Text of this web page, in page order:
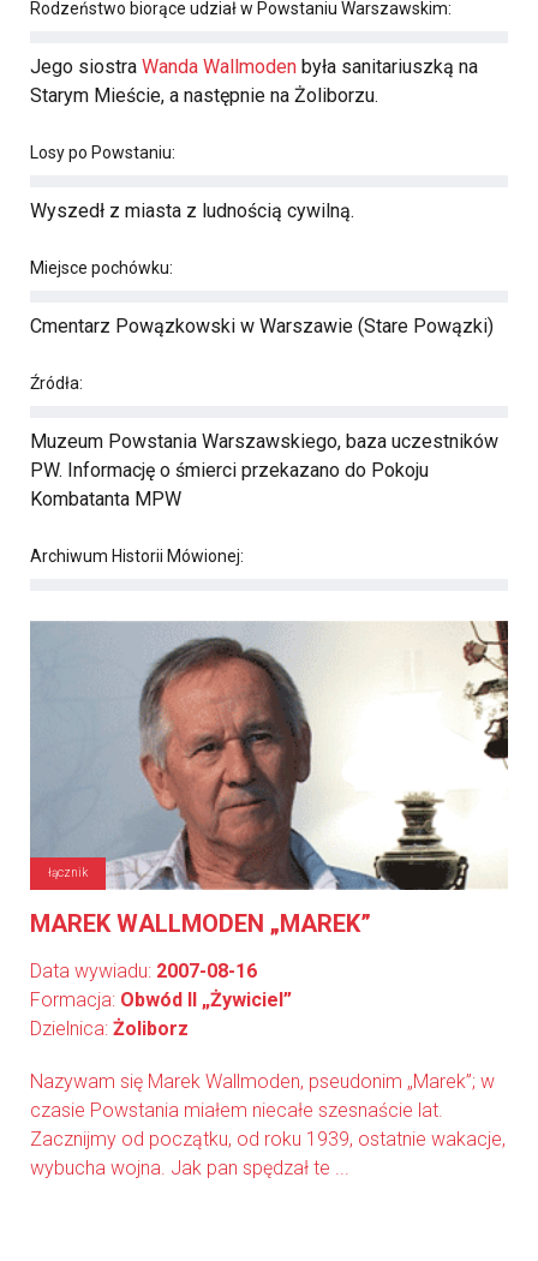
Rodzeństwo biorące udział w Powstaniu Warszawskim:
Jego siostra Wanda Wallmoden była sanitariuszką na
Starym Mieście, a następnie na Żoliborzu.
Losy po Powstaniu:
Wyszedł z miasta z ludnością cywilną.
Miejsce pochówku:
Cmentarz Powązkowski w Warszawie (Stare Powązki)
Źródła:
Muzeum Powstania Warszawskiego, baza uczestników
PW. Informację o śmierci przekazano do Pokoju
Kombatanta MPW
Archiwum Historii Mówionej:
łącznik
MAREK WALLMODEN „MAREK”
Data wywiadu: 2007-08-16
Formacja: Obwód II „Żywiciel”
Dzielnica: Żoliborz
Nazywam się Marek Wallmoden, pseudonim „Marek”; w
czasie Powstania miałem niecałe szesnaście lat.
Zacznijmy od początku, od roku 1939, ostatnie wakacje,
wybucha wojna. Jak pan spędzał te ...